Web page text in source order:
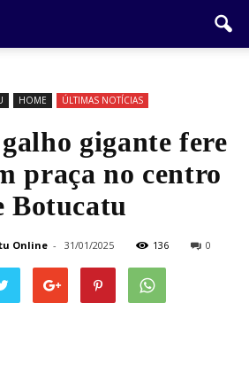
HOME ÚLTIMAS NOTÍCIAS
gigante fere
praça no centro
Botucatu
Online - 31/01/2025 136 0